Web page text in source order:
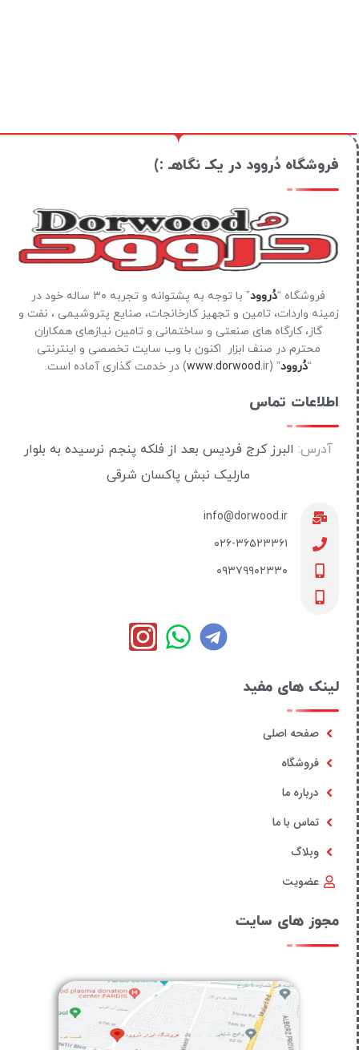
فروشگاه دُروود در یکـ نگاهـ :)
فروشگاه “دُروود
” با توجه به پشتوانه و تجربه ۳۰ ساله خود در
زمینه واردات، تامین و تجهیز کارخانجات، صنایع پتروشیمی ، نفت و
گاز، کارگاه های صنعتی و ساختمانی و تامین نیازهای همکاران
محترم در صنف ابزار اکنون با وب سایت تخصصی و اینترنتی
“دُروود” (
www.dorwood.ir) در خدمت گذاری آماده است.
اطلاعات تماس
آدرس: البرز کرج فردیس بعد از فلکه پنجم نرسیده به بلوار
مارلیک نبش پاکسان شرقی
info@dorwood.ir
۰۲۶-۳۶۵۲۳۳۶۱
۰۹۳۷۹۹۰۲۳۳۰
لینک های مفید
صفحه اصلی
فروشگاه
درباره ما
تماس با ما
وبلاگ
عضویت
مجوز های سایت